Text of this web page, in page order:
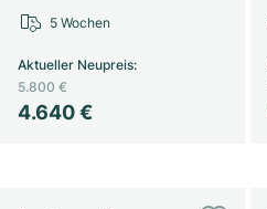
4.640 €
Aktueller Neupreis:
5.800 €
5 Wochen